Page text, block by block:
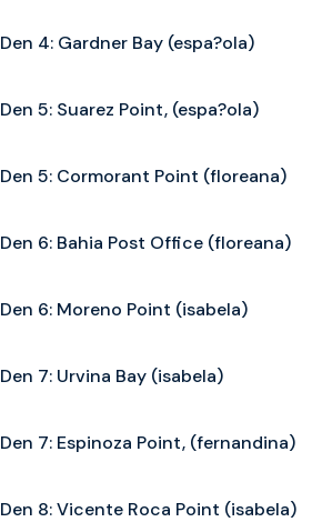
Den 4: Gardner Bay (espa?ola)
Den 5: Suarez Point, (espa?ola)
Den 5: Cormorant Point (floreana)
Den 6: Bahia Post Office (floreana)
Den 6: Moreno Point (isabela)
Den 7: Urvina Bay (isabela)
Den 7: Espinoza Point, (fernandina)
Den 8: Vicente Roca Point (isabela)